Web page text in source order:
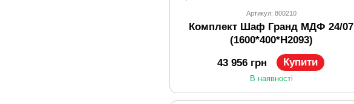
Артикул: 800210
Комплект Шаф Гранд МДФ 24/07
(1600*400*H2093)
43 956 грн Купити
В наявності